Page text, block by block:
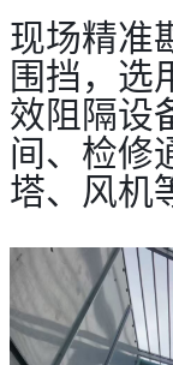
现场精准
围挡，选
效阻隔设
间、检修
塔、风机